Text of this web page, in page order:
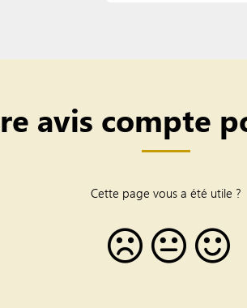
avis compte
Cette page vous a été utile ?